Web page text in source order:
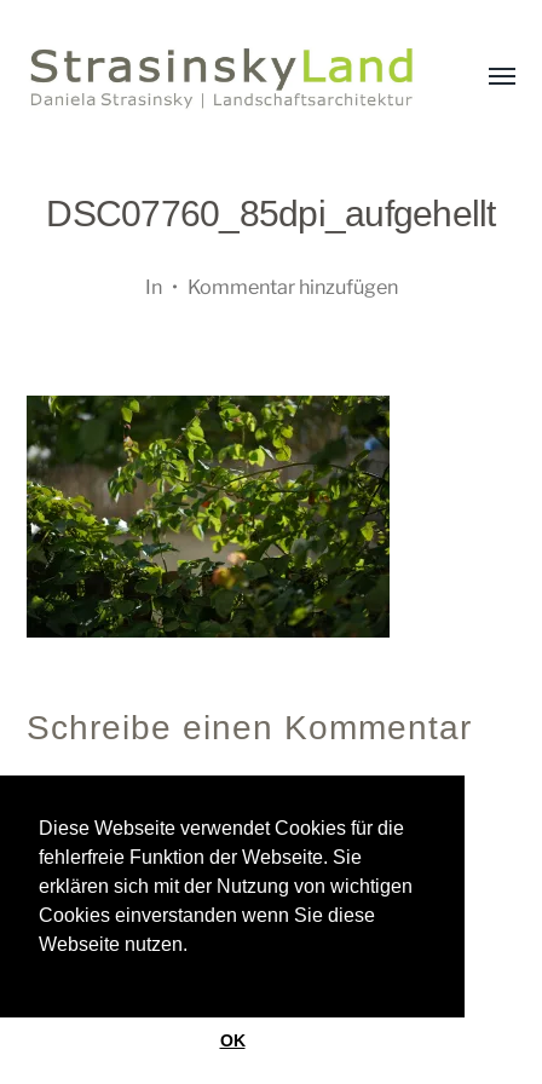
Diese Webseite verwendet Cookies für die
fehlerfreie Funktion der Webseite. Sie
erklären sich mit der Nutzung von wichtigen
Cookies einverstanden wenn Sie diese
Webseite nutzen.
OK
Menü
DSC07760_85dpi_aufgehellt
In • Kommentar hinzufügen
Schreibe einen Kommentar
Du musstangemeldetsein, um einen Kommentar
abzugeben.
© 2026